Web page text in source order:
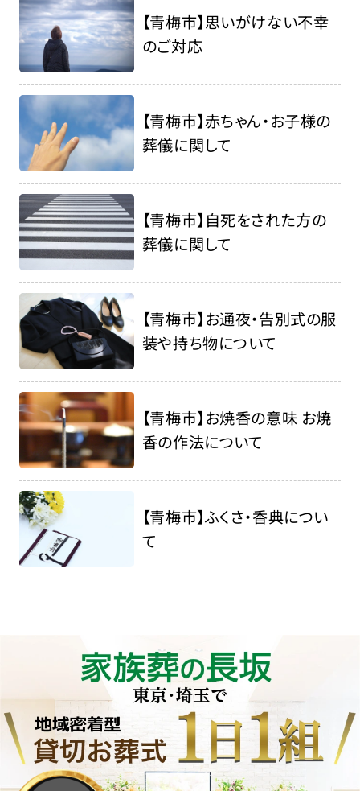
【青梅市】思いがけない不幸
のご対応
【青梅市】赤ちゃん・お子様の
葬儀に関して
【青梅市】自死をされた方の
葬儀に関して
【青梅市】お通夜・告別式の服
装や持ち物について
【青梅市】お焼香の意味 お焼
香の作法について
【青梅市】ふくさ・香典につい
て